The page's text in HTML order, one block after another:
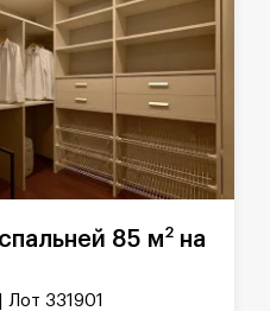
85 м2 на
| Лот 331901